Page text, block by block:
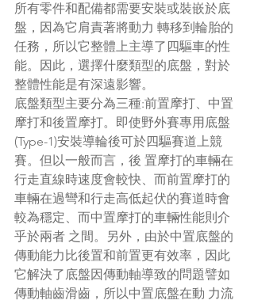
所有零件和配備都需要安裝或裝嵌於底
盤，因為它肩責著將動力 轉移到輪胎的
任務，所以它整體上主導了四驅車的性
能。因此，選擇什麼類型的底盤，對於
整體性能是有深遠影響。
底盤類型主要分為三種:前置摩打、中置
摩打和後置摩打。即使野外賽專用底盤
(Type-1)安裝導輪後可於四驅賽道上競
賽。但以一般而言，後 置摩打的車輛在
行走直線時速度會較快、而前置摩打的
車輛在過彎和行走高低起伏的賽道時會
較為穩定、而中置摩打的車輛性能則介
乎於兩者 之間。另外，由於中置底盤的
傳動能力比後置和前置更有效率，因此
它解決了底盤因傳動軸導致的問題譬如
傳動軸齒滑齒，所以中置底盤在動 力流